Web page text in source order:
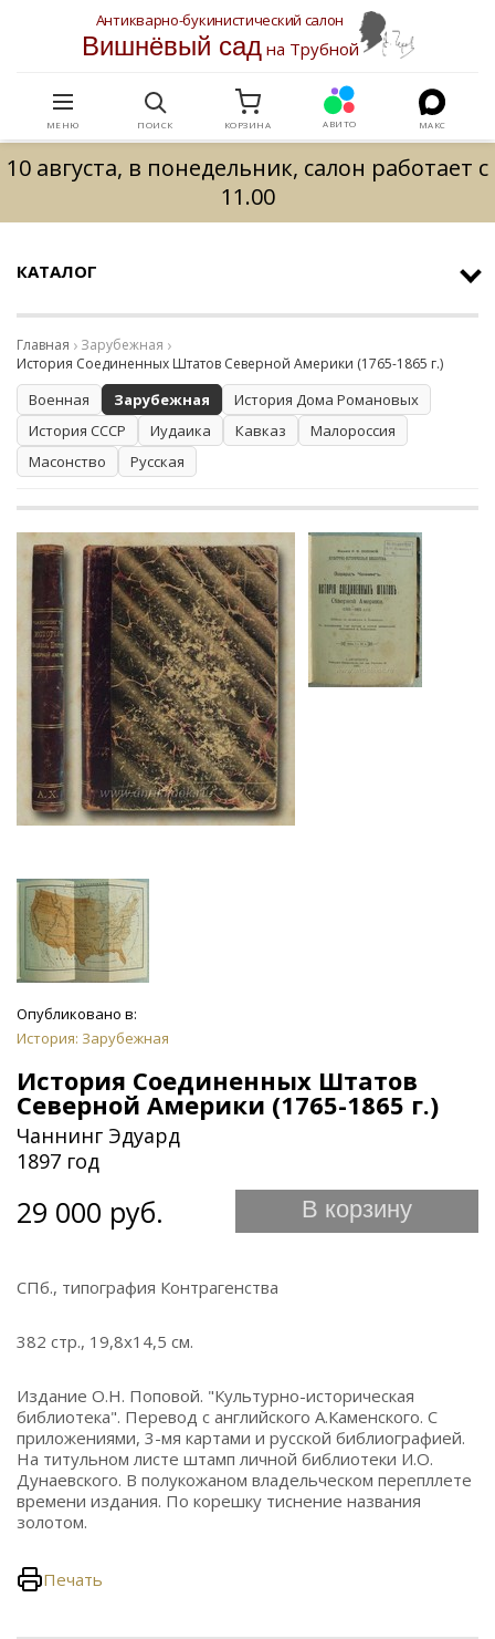
Антикварно-букинистический салон
Вишнёвый садна Трубной
МЕНЮ ПОИСК КОРЗИНА АВИТО МАКС
10 августа, в понедельник, салон работает с
11.00
КАТАЛОГ
Главная
Зарубежная
История Соединенных Штатов Северной Америки (1765-1865 г.)
Военная Зарубежная
История Дома Романовых
История СССР
Иудаика Кавказ
Малороссия
Масонство
Русская
Опубликовано в:
История: Зарубежная
История Соединенных Штатов
Северной Америки (1765-1865 г.)
Чаннинг Эдуард
1897 год
29 000 руб. В корзину
СПб., типография Контрагенства
382 стр., 19,8х14,5 см.
Издание О.Н. Поповой. "Культурно-историческая
библиотека". Перевод с английского А.Каменского. С
приложениями, 3-мя картами и русской библиографией.
На титульном листе штамп личной библиотеки И.О.
Дунаевского. В полукожаном владельческом перепллете
времени издания. По корешку тиснение названия
золотом.
Печать